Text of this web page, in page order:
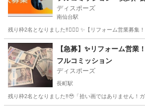
ディスポーズ
南仙台駅
残り枠2名となりました‼︎🙇🏻‍♂️ ✨【リフォーム営業募
宮城 仙台市 南仙台駅 やる気
【急募】✨リフォーム営業
フルコミッション
ディスポーズ
長町駅
残り枠2名となりました‼︎🥹「拾い画ではありません！